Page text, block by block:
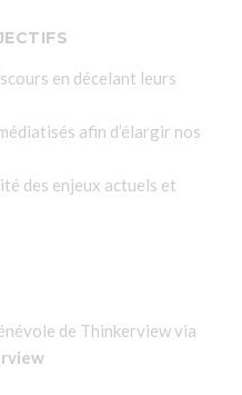
en décelant leurs
afin d’élargir nos
des enjeux actuels et
de Thinkerview via